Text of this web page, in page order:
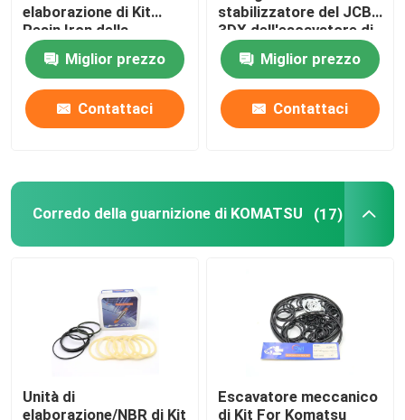
Corredo idraulico della guarnizione dell'interruttore
Escavatore Seal Kit
corredo della guarnizione del jcb
Corredo della guarnizione di KOMATSU
Guarnizione idraulica
Parapolvere idraulica
Guarnizione idraulica del pistone
elaborazione di Kit
Resin Iron della
guarnizione idraulica
del JCB per 332Y-5599
Miglior prezzo
Contattaci
stabilizzatore del JCB
3DX dell'escavatore di
NBR PTFE
Miglior prezzo
Contattaci
Corredo della guarnizione di KOMATSU (17)
Unità di
elaborazione/NBR di Kit
Escavatore meccanico
di Kit For Komatsu